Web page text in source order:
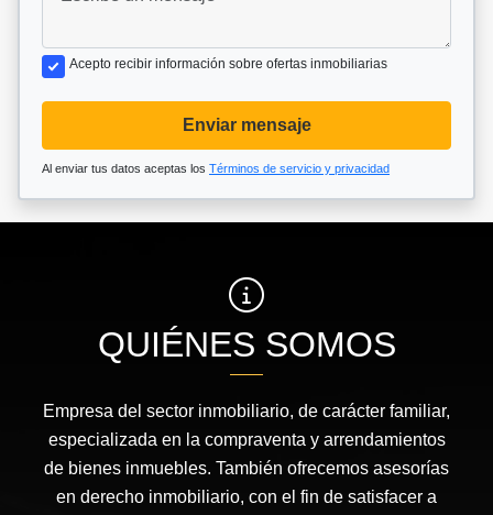
Acepto recibir información sobre ofertas inmobiliarias
Enviar mensaje
Al enviar tus datos aceptas los Términos de servicio y privacidad
QUIÉNES SOMOS
Empresa del sector inmobiliario, de carácter familiar,
especializada en la compraventa y arrendamientos
de bienes inmuebles. También ofrecemos asesorías
en derecho inmobiliario, con el fin de satisfacer a